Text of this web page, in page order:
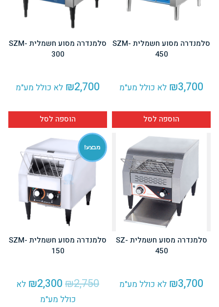
סלמנדרה מסוע חשמלית SZM-
450
₪3,700 לא כולל מע"מ
הוספה לסל
סלמנדרה מסוע חשמלית SZM-
300
₪2,700 לא כולל מע"מ
הוספה לסל
סלמנדרה מסוע חשמלית SZ-
450
₪3,700 לא כולל מע"מ
מבצע!
סלמנדרה מסוע חשמלית SZM-
150
₪2,750
המחיר
המקורי
₪2,300
המחיר
לא
כולל מע"מ